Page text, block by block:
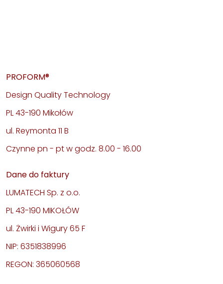
PROFORM®
Design Quality Technology
PL 43-190 Mikołów
ul. Reymonta 11 B
Czynne pn - pt w godz. 8.00 - 16.00
Dane do faktury
LUMATECH Sp. z o.o.
PL 43-190 MIKOŁÓW
ul. Żwirki i Wigury 65 F
NIP: 6351838996
REGON: 365060568